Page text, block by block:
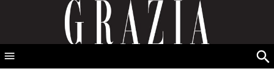
GRAZIA Srbija